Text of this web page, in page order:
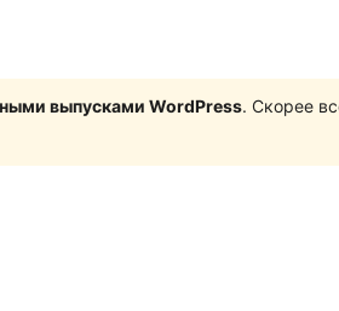
выпусками WordPress. Скорее